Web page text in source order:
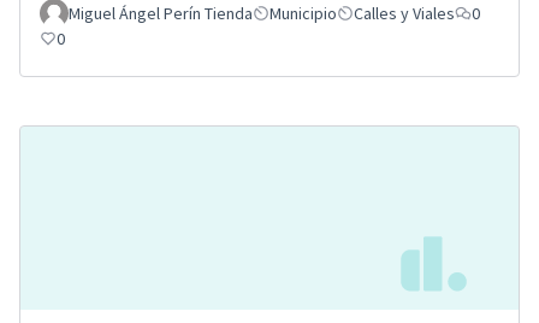
Miguel Ángel Perín Tienda
Municipio Calles y Viales
0
0